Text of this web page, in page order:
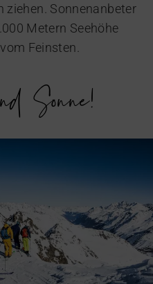
ziehen. Sonnenanbeter
Metern Seehöhe
Feinsten.
Sonne!